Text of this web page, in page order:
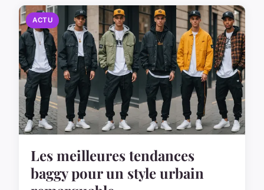
ACTU
Les meilleures tendances
baggy pour un style urbain